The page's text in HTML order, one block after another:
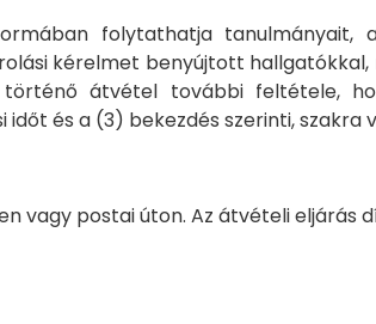
folytathatja tanulmányait,
kérelmet benyújtott
történő átvétel további
időt és a (3) bekezdés szerinti,
vagy postai úton. Az átvételi eljárás